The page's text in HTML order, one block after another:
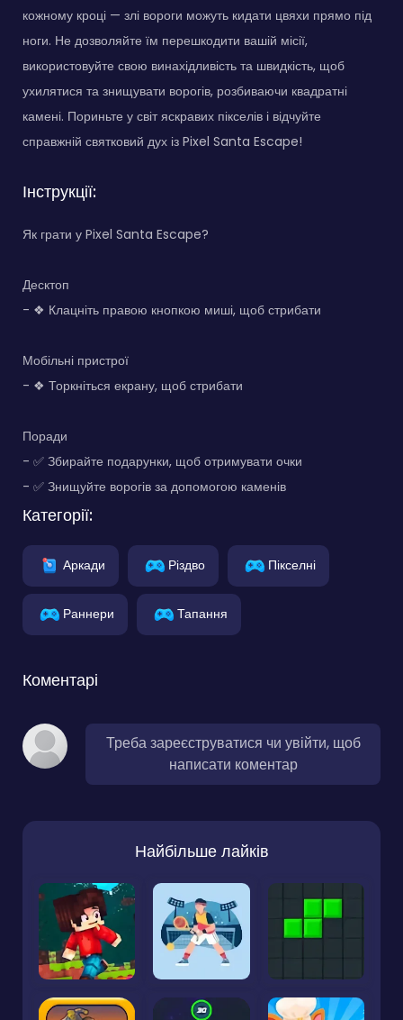
кожному кроці — злі вороги можуть кидати цвяхи прямо під
ноги. Не дозволяйте їм перешкодити вашій місії,
використовуйте свою винахідливість та швидкість, щоб
ухилятися та знищувати ворогів, розбиваючи квадратні
камені. Пориньте у світ яскравих пікселів і відчуйте
справжній святковий дух із Pixel Santa Escape!
Інструкції:
Як грати у Pixel Santa Escape?
Десктоп
- ❖ Клацніть правою кнопкою миші, щоб стрибати
Мобільні пристрої
- ❖ Торкніться екрану, щоб стрибати
Поради
- ✅ Збирайте подарунки, щоб отримувати очки
- ✅ Знищуйте ворогів за допомогою каменів
Категорії:
Аркади Різдво Пікселні
Раннери Тапання
Коментарі
Треба зареєструватися чи увійти, щоб
написати коментар
Найбільше лайків